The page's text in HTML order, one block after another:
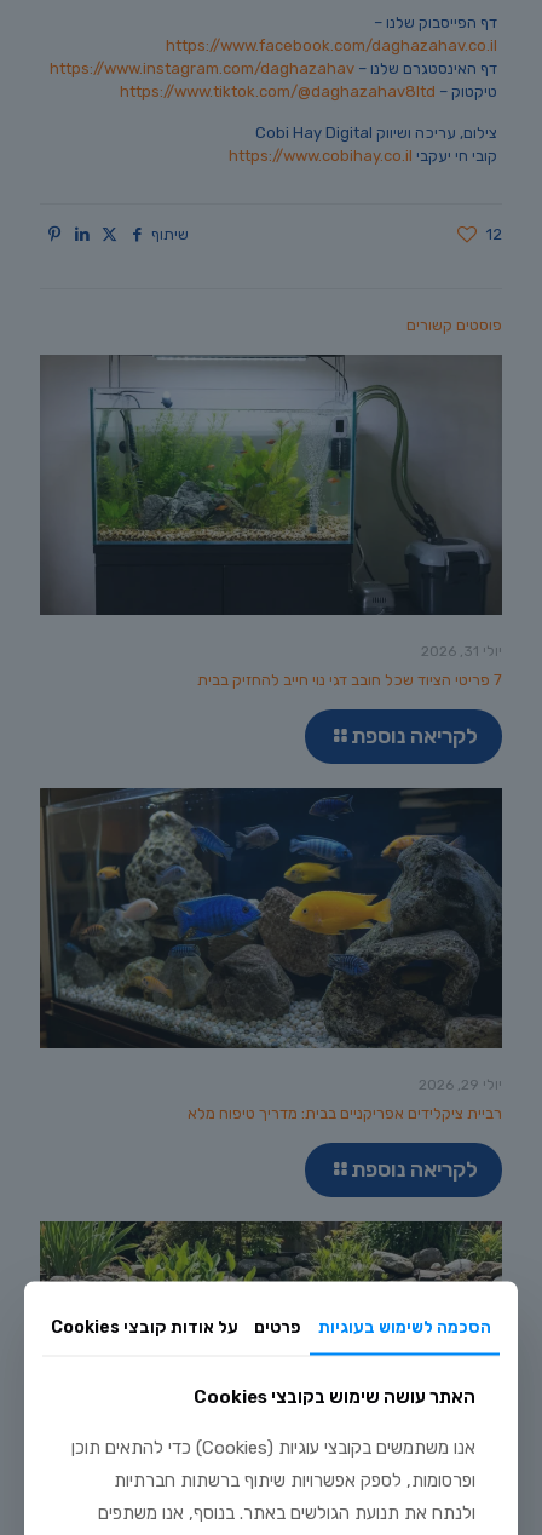
דף הפייסבוק שלנו –
https://www.facebook.com/daghazahav.co.il
דף האינסטגרם שלנו – https://www.instagram.com/daghazahav
טיקטוק – https://www.tiktok.com/@daghazahav8ltd
צילום, עריכה ושיווק Cobi Hay Digital
קובי חי יעקבי https://www.cobihay.co.il
שיתוף 12
פוסטים קשורים
יולי 31, 2026
7 פריטי הציוד שכל חובב דגי נוי חייב להחזיק בבית
לקריאה נוספת
יולי 29, 2026
רביית ציקלידים אפריקניים בבית: מדריך טיפוח מלא
לקריאה נוספת
הסכמה לשימוש בעוגיות פרטים על אודות קובצי Cookies
האתר עושה שימוש בקובצי Cookies
אנו משתמשים בקובצי עוגיות (Cookies) כדי להתאים תוכן
ופרסומות, לספק אפשרויות שיתוף ברשתות חברתיות
ולנתח את תנועת הגולשים באתר. בנוסף, אנו משתפים